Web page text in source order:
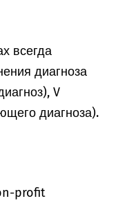
всегда
диагноза
V
диагноза).
profit